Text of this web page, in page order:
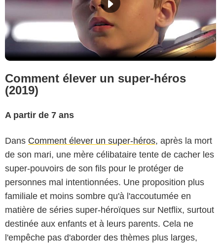
Comment élever un super-héros
(2019)
A partir de 7 ans
Dans Comment élever un super-héros, après la mort
de son mari, une mère célibataire tente de cacher les
super-pouvoirs de son fils pour le protéger de
personnes mal intentionnées. Une proposition plus
familiale et moins sombre qu'à l'accoutumée en
matière de séries super-héroïques sur Netflix, surtout
destinée aux enfants et à leurs parents. Cela ne
l'empêche pas d'aborder des thèmes plus larges,